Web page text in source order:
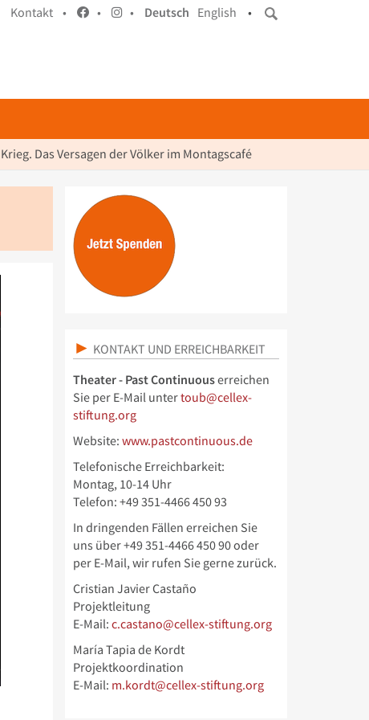
Kontakt • • • Deutsch English •
Krieg. Das Versagen der Völker im Montagscafé
KONTAKT UND ERREICHBARKEIT
Theater - Past Continuouserreichen
Sie per E-Mail untertoub@cellex-
stiftung.org
Website: www.pastcontinuous.de
Telefonische Erreichbarkeit:
Montag, 10-14 Uhr
Telefon: +49 351-4466 450 93
In dringenden Fällen erreichen Sie
uns über+49 351-4466 450 90 oder
per E-Mail, wir rufen Sie gerne zurück.
Cristian Javier Castaño
Projektleitung
E-Mail: c.castano@cellex-stiftung.org
María Tapia de Kordt
Projektkoordination
E-Mail: m.kordt@cellex-stiftung.org